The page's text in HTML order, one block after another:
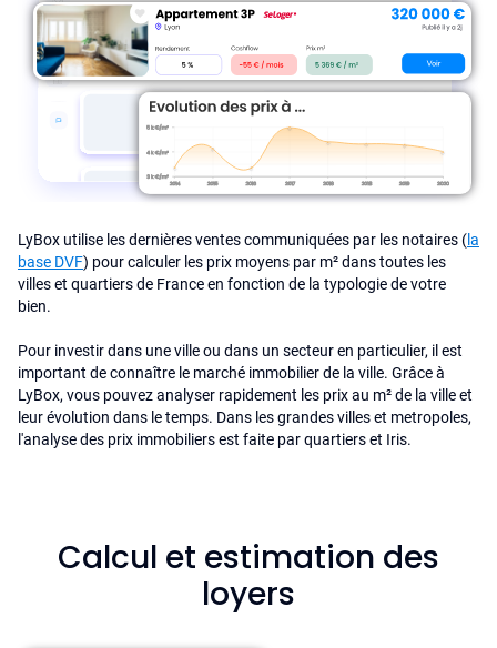
LyBox utilise les dernières ventes communiquées par les notaires (la
base DVF) pour calculer les prix moyens par m² dans toutes les
villes et quartiers de France en fonction de la typologie de votre
bien.
Pour investir dans une ville ou dans un secteur en particulier, il est
important de connaître le marché immobilier de la ville. Grâce à
LyBox, vous pouvez analyser rapidement les prix au m² de la ville et
leur évolution dans le temps. Dans les grandes villes et metropoles,
l'analyse des prix immobiliers est faite par quartiers et Iris.
Calcul et estimation des
loyers